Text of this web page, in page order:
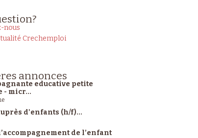
nous
Crechemploi
annonces
educative petite
- micr...
d'enfants (h/f)...
de l’enfant